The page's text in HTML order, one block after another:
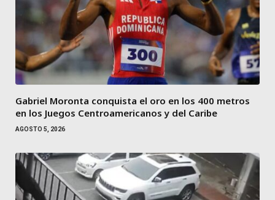
Gabriel Moronta conquista el oro en los 400 metros
en los Juegos Centroamericanos y del Caribe
AGOSTO 5, 2026